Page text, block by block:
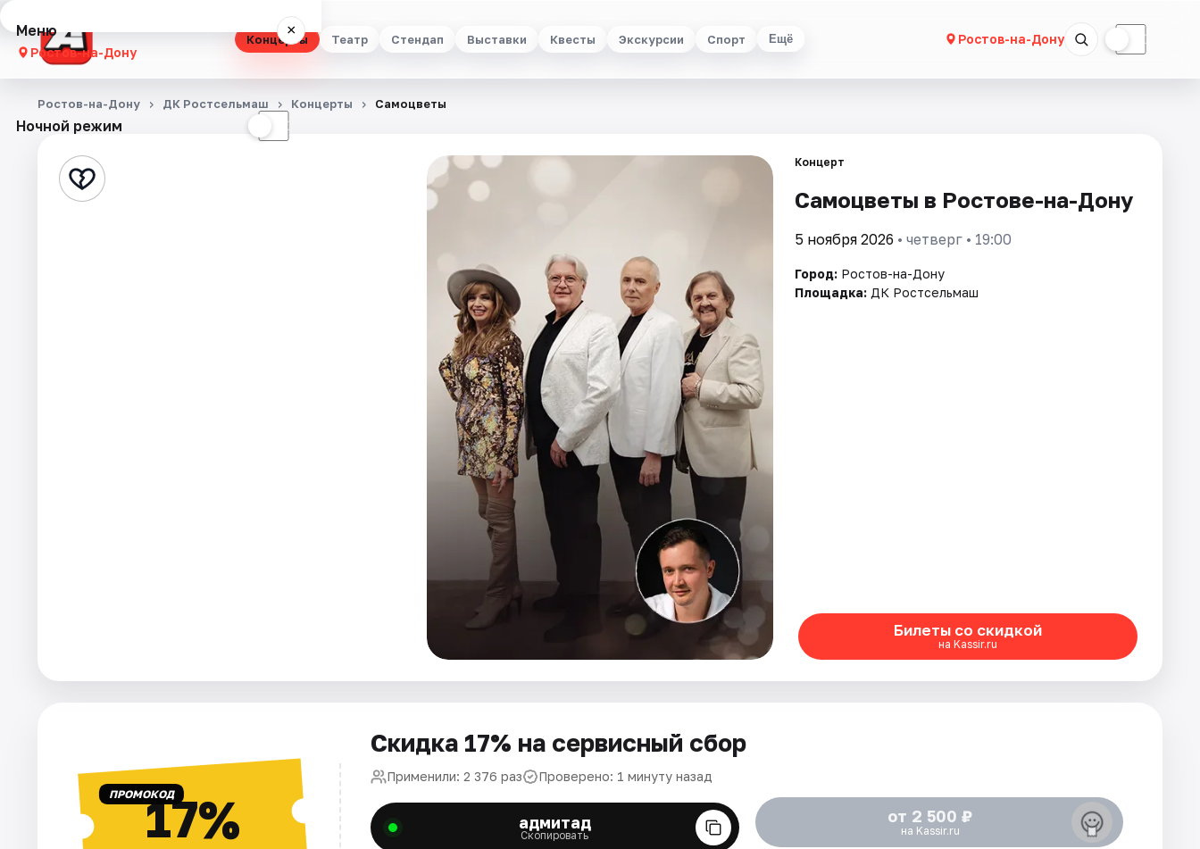
Концерты Театр Стендап Выставки Квесты Экскурсии Спорт Ещё Ростов-на-Дону ☾
Меню ×
Ростов-на-Дону
Концерты
Стендап
Ночной режим ☾
Ростов-на-Дону ДК Ростсельмаш Концерты Самоцветы
Концерт
Самоцветы в Ростове-на-Дону
5 ноября 2026 • четверг • 19:00
Город: Ростов-на-Дону
Площадка: ДК Ростсельмаш
Билеты со скидкой
на Kassir.ru
ПРОМОКОД17%
Скидка 17% на сервисный сбор
Применили: 2 376 раз Проверено: 1 минуту назад
адмитад
Скопировать
от 2 500 ₽
на Kassir.ru